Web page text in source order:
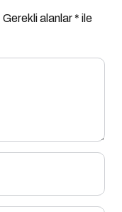
Gerekli alanlar* ile